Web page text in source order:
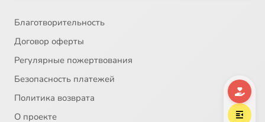
Благотворительность
Договор оферты
Регулярные пожертвования
Безопасность платежей
Политика возврата
О проекте